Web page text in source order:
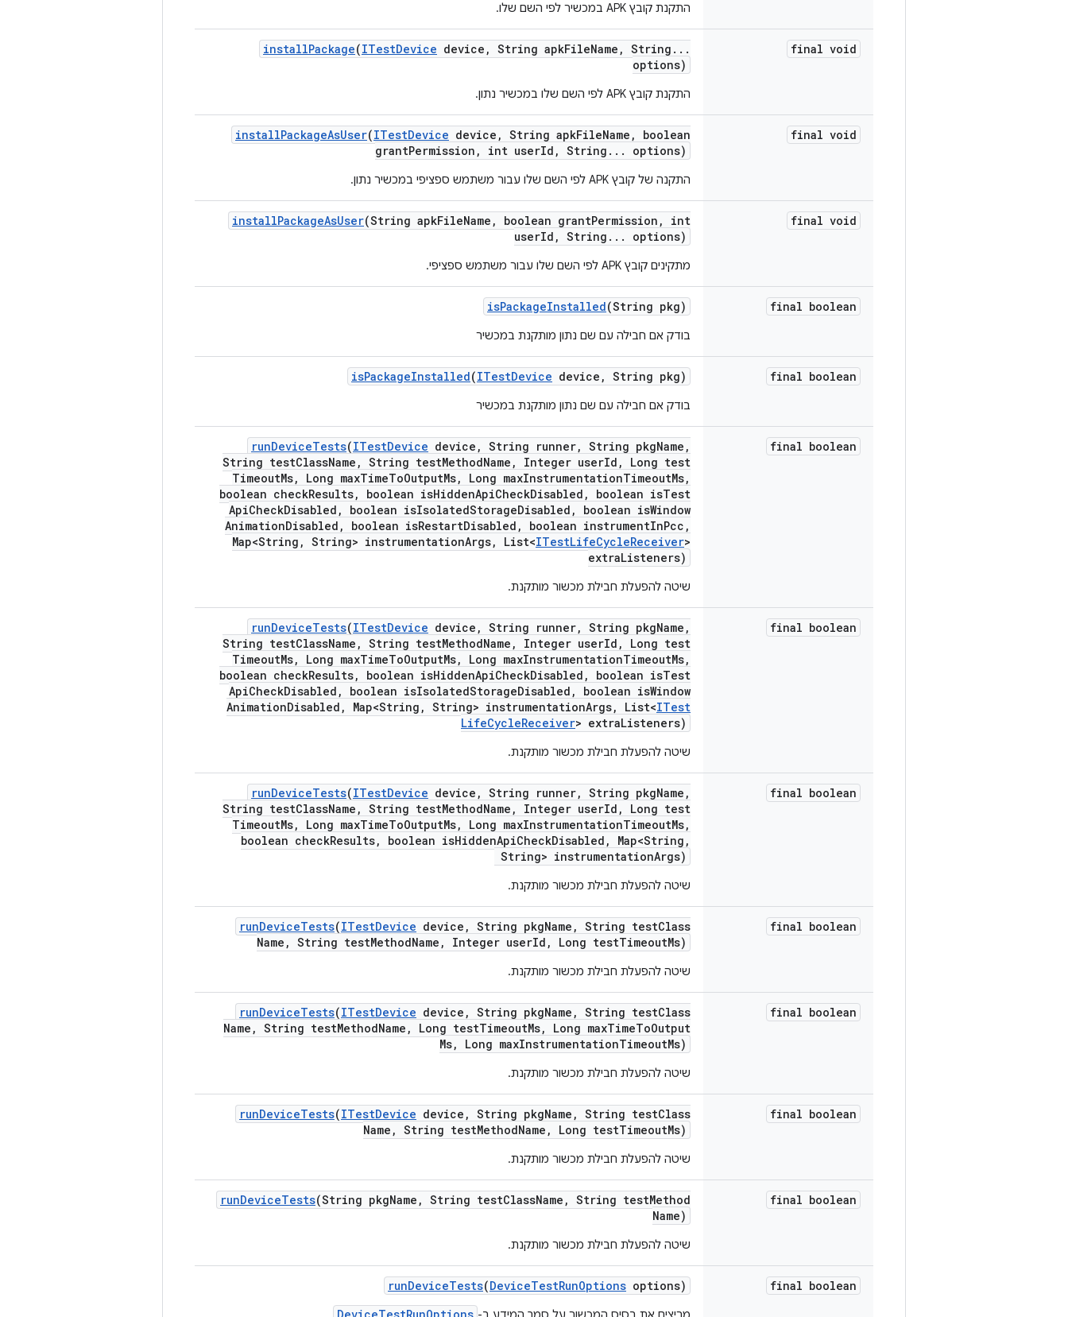
התקנת קובץ APK במכשיר לפי השם שלו.
final void
installPackage(ITestDevice device , String apkFileName , String . . .
options)
התקנת קובץ APK לפי השם שלו במכשיר נתון.
final void
installPackageAsUser(ITestDevice device , String apkFileName ,
boolean
grantPermission , int userId , String . . . options)
התקנה של קובץ APK לפי השם שלו עבור משתמש ספציפי במכשיר נתון.
final void
installPackageAsUser(String apkFileName , boolean grantPermission ,
int
userId , String . . . options)
מתקינים קובץ APK לפי השם שלו עבור משתמש ספציפי.
final boolean
isPackageInstalled(String pkg)
בודק אם חבילה עם שם נתון מותקנת במכשיר
final boolean
isPackageInstalled(ITestDevice device , String pkg)
בודק אם חבילה עם שם נתון מותקנת במכשיר
final boolean
runDeviceTests(ITestDevice device , String runner, String pkgName ,
String testClassName , String testMethodName , Integer userId ,
Long test
TimeoutMs, Long maxTimeToOutputMs, Long maxInstrumentationTimeoutMs,
boolean checkResults, boolean isHiddenApiCheckDisabled , boolean isTest
ApiCheckDisabled , boolean isIsolatedStorageDisabled , boolean isWindow
AnimationDisabled , boolean isRestartDisabled , boolean instrumentInPcc ,
Map<String , String> instrumentationArgs, List<ITestLifeCycleReceiver>
extraListeners)
שיטה להפעלת חבילת מכשור מותקנת.
final boolean
runDeviceTests(ITestDevice device , String runner, String pkgName ,
String testClassName , String testMethodName , Integer userId ,
Long test
TimeoutMs, Long maxTimeToOutputMs, Long maxInstrumentationTimeoutMs,
boolean checkResults, boolean isHiddenApiCheckDisabled , boolean isTest
ApiCheckDisabled , boolean isIsolatedStorageDisabled , boolean isWindow
AnimationDisabled , Map<String , String> instrumentationArgs, List<ITest
LifeCycleReceiver> extraListeners)
שיטה להפעלת חבילת מכשור מותקנת.
final boolean
runDeviceTests(ITestDevice device , String runner, String pkgName ,
String testClassName , String testMethodName , Integer userId ,
Long test
TimeoutMs, Long maxTimeToOutputMs, Long maxInstrumentationTimeoutMs,
boolean checkResults, boolean isHiddenApiCheckDisabled , Map<String ,
String> instrumentationArgs)
שיטה להפעלת חבילת מכשור מותקנת.
final boolean
runDeviceTests(ITestDevice device , String pkgName , String testClass
Name , String testMethodName , Integer userId , Long testTimeoutMs)
שיטה להפעלת חבילת מכשור מותקנת.
final boolean
runDeviceTests(ITestDevice device , String pkgName , String testClass
Name , String testMethodName , Long testTimeoutMs, Long maxTimeToOutput
Ms, Long maxInstrumentationTimeoutMs)
שיטה להפעלת חבילת מכשור מותקנת.
final boolean
runDeviceTests(ITestDevice device , String pkgName , String testClass
Name , String testMethodName , Long testTimeoutMs)
שיטה להפעלת חבילת מכשור מותקנת.
final boolean
runDeviceTests(String pkgName , String testClassName , String testMethod
Name)
שיטה להפעלת חבילת מכשור מותקנת.
final boolean
runDeviceTests(DeviceTestRunOptions options)